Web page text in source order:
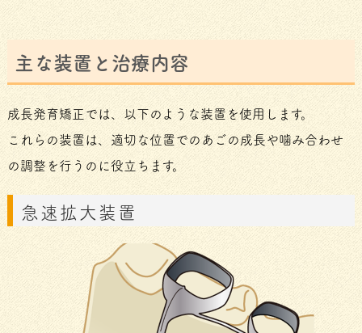
主な装置と治療内容
成長発育矯正では、以下のような装置を使用します。
これらの装置は、適切な位置でのあごの成長や噛み合わせ
の調整を行うのに役立ちます。
急速拡大装置